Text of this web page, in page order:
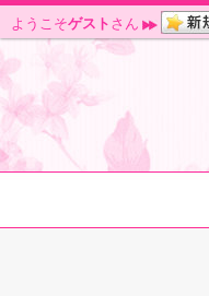
ようこそゲスト さん